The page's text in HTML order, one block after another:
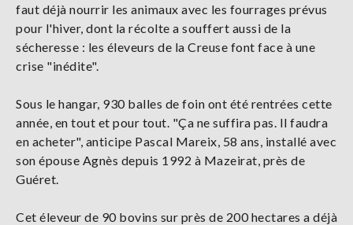
faut déjà nourrir les animaux avec les fourrages prévus
pour l'hiver, dont la récolte a souffert aussi de la
sécheresse : les éleveurs de la Creuse font face à une
crise "inédite".
Sous le hangar, 930 balles de foin ont été rentrées cette
année, en tout et pour tout. "Ça ne suffira pas. Il faudra
en acheter", anticipe Pascal Mareix, 58 ans, installé avec
son épouse Agnès depuis 1992 à Mazeirat, près de
Guéret.
Cet éleveur de 90 bovins sur près de 200 hectares a déjà